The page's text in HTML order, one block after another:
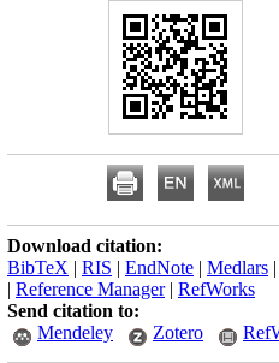
Download citation:
BibTeX | RIS | EndNote | Medlars |
| Reference Manager| RefWorks
Send citation to:
Mendeley
Zotero